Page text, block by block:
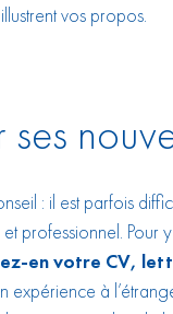
vos propos.
ses
: il est parfois
professionnel. Pour
en votre CV,
expérience à